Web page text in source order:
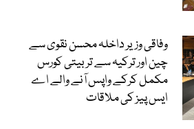
وفاقی وزیر داخلہ محسن نقوی سے
چین اور ترکیہ سے تربیتی کورس
مکمل کرکے واپس آنے والے اے
ایس پیز کی ملاقات